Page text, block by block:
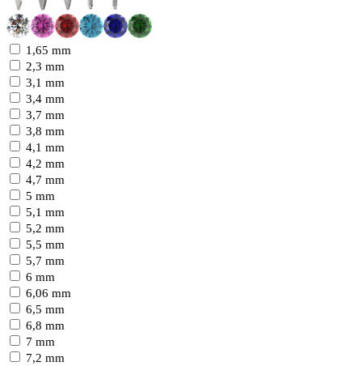
1,65 mm
2,3 mm
3,1 mm
3,4 mm
3,7 mm
3,8 mm
4,1 mm
4,2 mm
4,7 mm
5 mm
5,1 mm
5,2 mm
5,5 mm
5,7 mm
6 mm
6,06 mm
6,5 mm
6,8 mm
7 mm
7,2 mm